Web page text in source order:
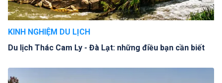
KINH NGHIỆM DU LỊCH
Du lịch Thác Cam Ly - Đà Lạt: những điều bạn cần biết